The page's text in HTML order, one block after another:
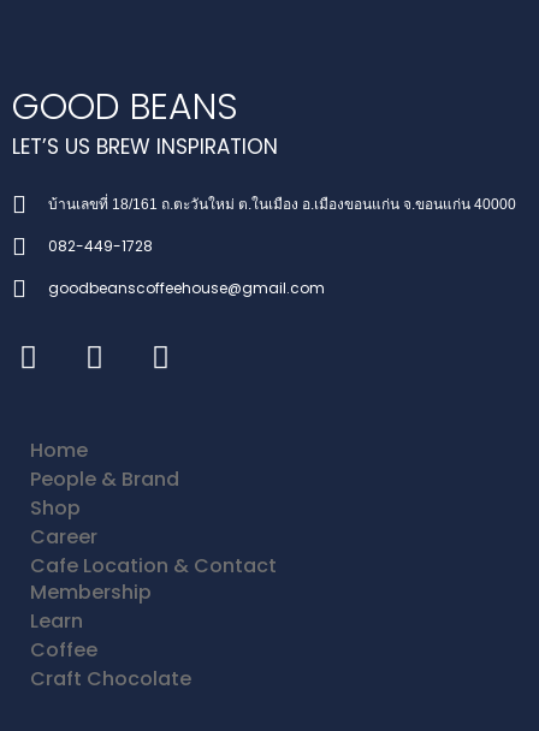
GOOD BEANS
LET’S US BREW INSPIRATION
บ้านเลขที่ 18/161 ถ.ตะวันใหม่ ต.ในเมือง อ.เมืองขอนแก่น จ.ขอนแก่น 40000
082-449-1728
goodbeanscoffeehouse@gmail.com
Home
People & Brand
Shop
Career
Cafe Location & Contact
Membership
Learn
Coffee
Craft Chocolate